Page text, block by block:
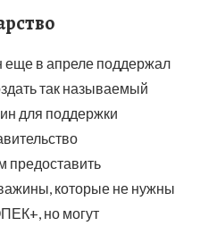
еще в апреле поддержал
так называемый
для поддержки
предоставить
которые не нужны
но могут